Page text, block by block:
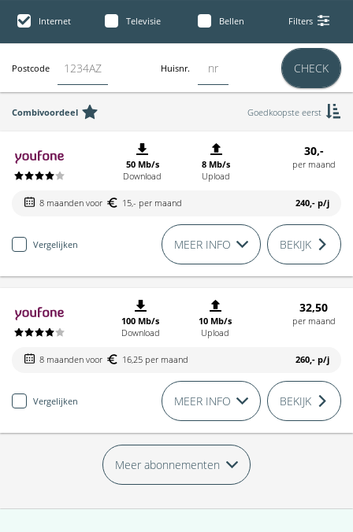
Internet Televisie Bellen Filters
Postcode Huisnr. CHECK
Combivoordeel Goedkoopste eerst
50 Mb/s
Download
8 Mb/s
Upload
30,-
per maand
8 maanden voor 15,- per maand 240,- p/j
Vergelijken MEER INFO BEKIJK
100 Mb/s
Download
10 Mb/s
Upload
32,50
per maand
8 maanden voor 16,25 per maand 260,- p/j
Vergelijken MEER INFO BEKIJK
Meer abonnementen